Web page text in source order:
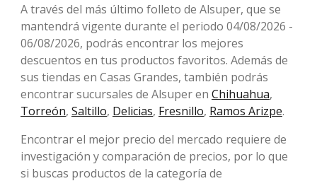
A través del más último folleto de Alsuper, que se
mantendrá vigente durante el periodo 04/08/2026 -
06/08/2026, podrás encontrar los mejores
descuentos en tus productos favoritos. Además de
sus tiendas en Casas Grandes, también podrás
encontrar sucursales de Alsuper en Chihuahua,
Torreón, Saltillo, Delicias, Fresnillo, Ramos Arizpe.
Encontrar el mejor precio del mercado requiere de
investigación y comparación de precios, por lo que
si buscas productos de la categoría de